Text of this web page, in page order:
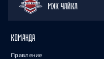
МХК ЧАЙКА
КОМАНДА
Правление